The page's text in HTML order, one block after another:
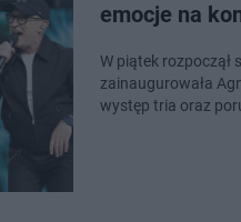
emocje na
W piątek rozpoczął
zainaugurowała
występ tria oraz